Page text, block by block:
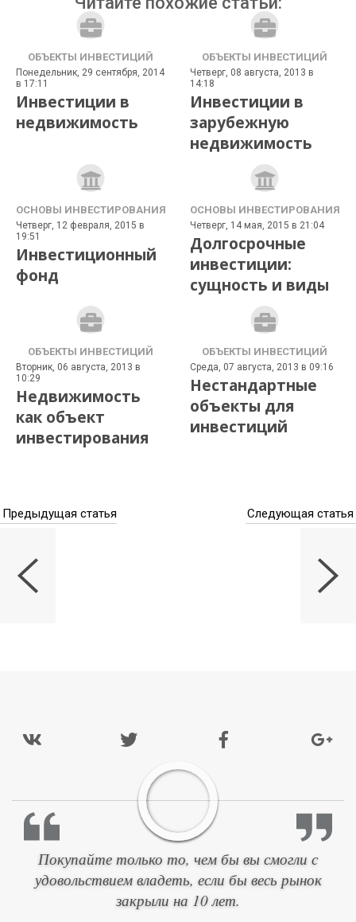
ОБЪЕКТЫ ИНВЕСТИЦИЙ
Понедельник, 29 сентября, 2014
в 17:11
Инвестиции в
недвижимость
ОБЪЕКТЫ ИНВЕСТИЦИЙ
Четверг, 08 августа, 2013 в
14:18
Инвестиции в
зарубежную
недвижимость
ОСНОВЫ ИНВЕСТИРОВАНИЯ
Четверг, 12 февраля, 2015 в
19:51
Инвестиционный
фонд
ОСНОВЫ ИНВЕСТИРОВАНИЯ
Четверг, 14 мая, 2015 в 21:04
Долгосрочные
инвестиции:
сущность и виды
ОБЪЕКТЫ ИНВЕСТИЦИЙ
Вторник, 06 августа, 2013 в
10:29
Недвижимость
как объект
инвестирования
ОБЪЕКТЫ ИНВЕСТИЦИЙ
Среда, 07 августа, 2013 в 09:16
Нестандартные
объекты для
инвестиций
Предыдущая статья Следующая статья
Покупайте только то, чем бы вы смогли с
удовольствием владеть, если бы весь рынок
закрыли на 10 лет.